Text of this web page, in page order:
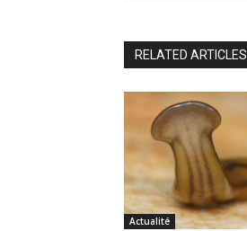
RELATED ARTICLES
Actualité